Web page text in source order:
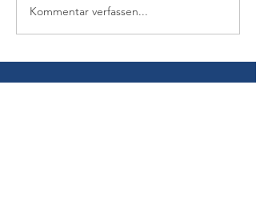
Kommentar verfassen...